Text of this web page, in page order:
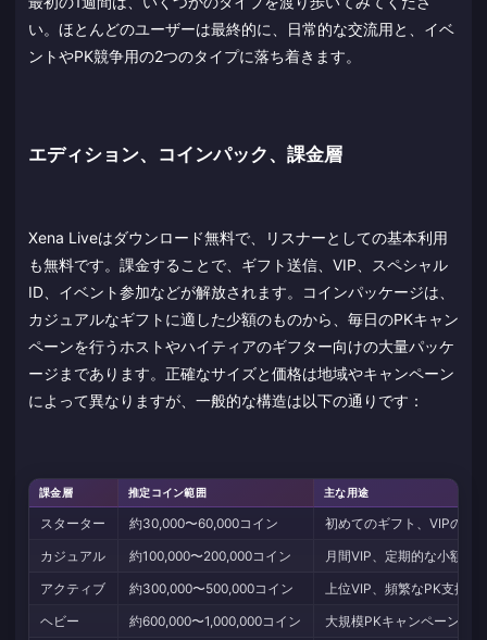
い。ほとんどのユーザーは最終的に、日常的な交流用と、イベ
ントやPK競争用の2つのタイプに落ち着きます。
エディション、コインパック、課金層
Xena Liveはダウンロード無料で、リスナーとしての基本利用
も無料です。課金することで、ギフト送信、VIP、スペシャル
ID、イベント参加などが解放されます。コインパッケージは、
カジュアルなギフトに適した少額のものから、毎日のPKキャン
ペーンを行うホストやハイティアのギフター向けの大量パッケ
ージまであります。正確なサイズと価格は地域やキャンペーン
によって異なりますが、一般的な構造は以下の通りです：
課金層 推定コイン範囲 主な用途
スターター 約30,000〜60,000コイン
初めてのギフト、VIPのお
カジュアル
約100,000〜200,000コイン
月間VIP、定期的な小額ギ
アクティブ
約300,000〜500,000コイン
上位VIP、頻繁なPK支援
ヘビー
約600,000〜1,000,000コイン
大規模PKキャンペーン、